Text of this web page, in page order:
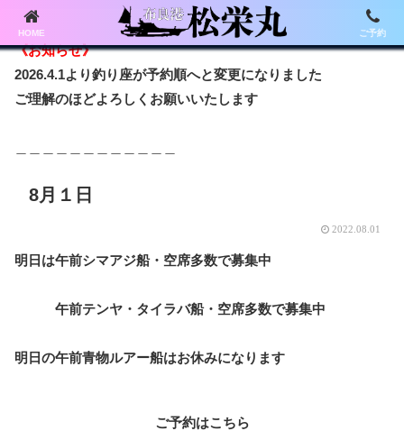
《お知らせ》
2026.4.1より釣り座が予約順へと変更になりました
ご理解のほどよろしくお願いいたします
8月１日
2022.08.01
明日は午前シマアジ船・空席多数で募集中
午前テンヤ・タイラバ船・空席多数で募集中
明日の午前青物ルアー船はお休みになります
ご予約はこちら
HOME ご予約